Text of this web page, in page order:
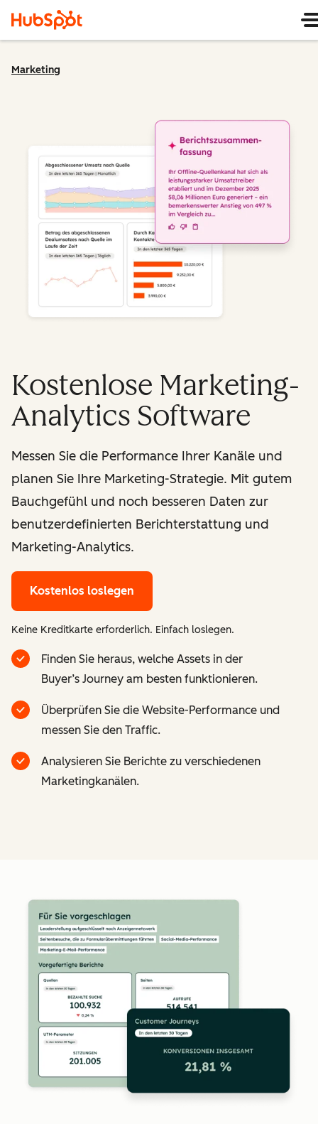
Marketing
Kostenlose Marketing-
Analytics Software
Messen Sie die Performance Ihrer Kanäle und
planen Sie Ihre Marketing-Strategie. Mit gutem
Bauchgefühl und noch besseren Daten zur
benutzerdefinierten Berichterstattung und
Marketing-Analytics.
Kostenlos loslegen
Keine Kreditkarte erforderlich. Einfach loslegen.
Finden Sie heraus, welche Assets in der
Buyer’s Journey am besten funktionieren.
Überprüfen Sie die Website-Performance und
messen Sie den Traffic.
Analysieren Sie Berichte zu verschiedenen
Marketingkanälen.